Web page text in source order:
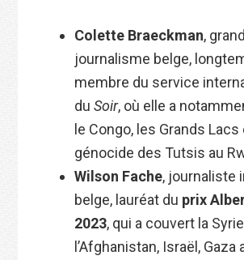
Colette Braeckman,
journalisme belge,
membre du service
duSoir, où elle a
le Congo, les Grands Lacs
génocide des Tutsis au
Wilson Fache, journaliste
belge, lauréat du prix
2023, qui a couvert la
l’Afghanistan, Israël, Gaza